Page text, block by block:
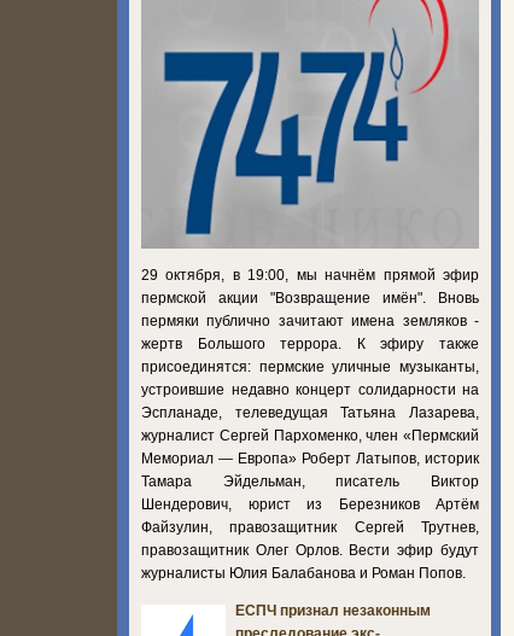
29 октября, в 19:00, мы начнём прямой эфир
пермской акции "Возвращение имён". Вновь
пермяки публично зачитают имена земляков -
жертв Большого террора. К эфиру также
присоединятся: пермские уличные музыканты,
устроившие недавно концерт солидарности на
Эспланаде, телеведущая Татьяна Лазарева,
журналист Сергей Пархоменко, член «Пермский
Мемориал — Европа» Роберт Латыпов, историк
Тамара Эйдельман, писатель Виктор
Шендерович, юрист из Березников Артём
Файзулин, правозащитник Сергей Трутнев,
правозащитник Олег Орлов. Вести эфир будут
журналисты Юлия Балабанова и Роман Попов.
ЕСПЧ признал незаконным